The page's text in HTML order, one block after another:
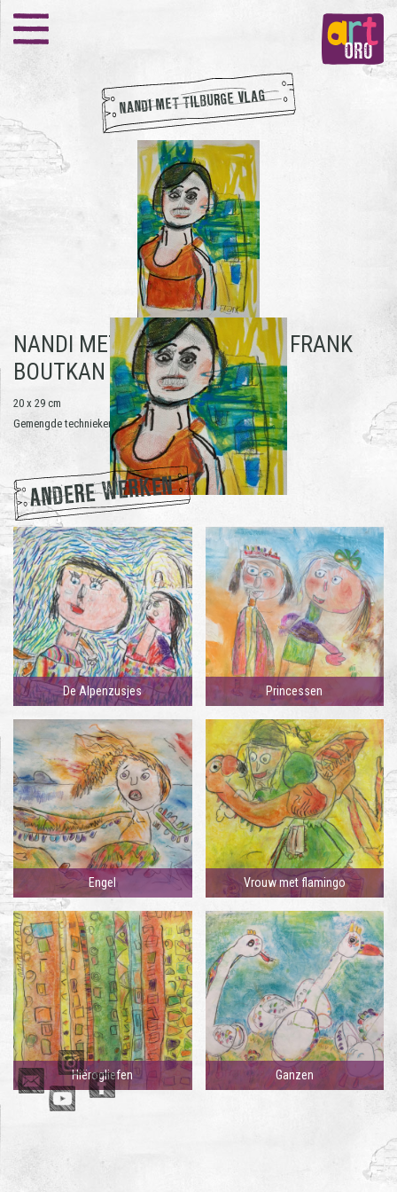
NANDI MET TILBURGE VLAG
NANDI MET TILBURGE VLAG - FRANK
BOUTKAN
20 x 29 cm
Gemengde technieken op aquarel papier | 2021
ANDERE WERKEN
De Alpenzusjes Princessen
Engel Vrouw met flamingo
Hiërogliefen Ganzen